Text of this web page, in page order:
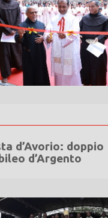
d’Avorio: doppio
d’Argento